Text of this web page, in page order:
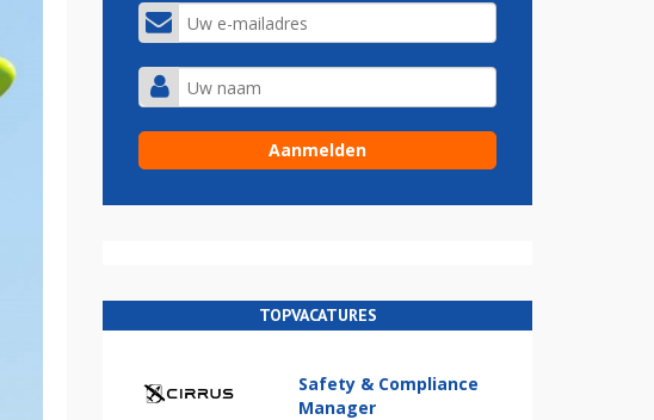
TOPVACATURES
Safety & Compliance
Manager